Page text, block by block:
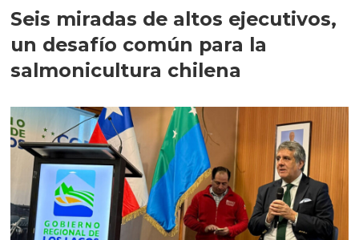
Seis miradas de altos ejecutivos,
un desafío común para la
salmonicultura chilena